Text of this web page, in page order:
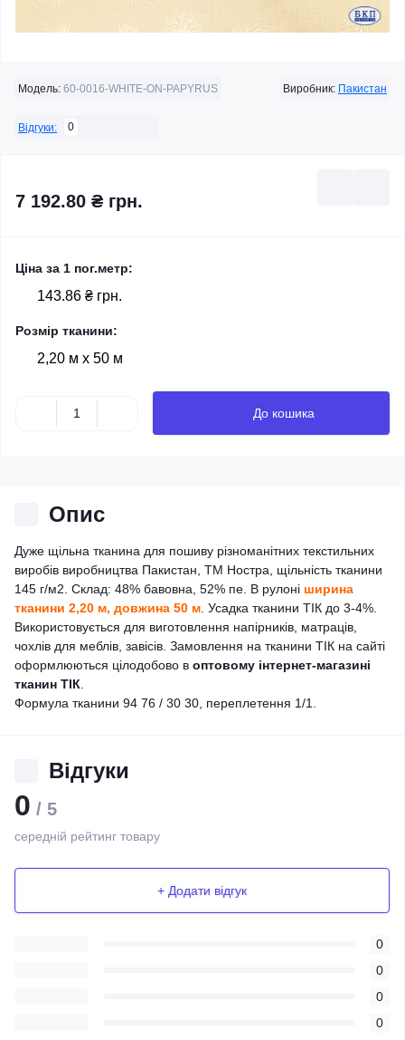
Модель: 60-0016-WHITE-ON-PAPYRUS Виробник: Пакистан
Відгуки: 0
7 192.80 ₴ грн.
Ціна за 1 пог.метр:
143.86 ₴ грн.
Розмір тканини:
2,20 м х 50 м
До кошика
Опис
Дуже щільна тканина для пошиву різноманітних текстильних
виробів виробництва Пакистан, ТМ Ностра, щільність тканини
145 г/м2. Склад: 48% бавовна, 52% пе. В рулоні ширина
тканини 2,20 м, довжина 50 м . Усадка тканини ТІК до 3-4%.
Використовується для виготовлення напірників, матраців,
чохлів для меблів, завісів. Замовлення на тканини ТІК на сайті
оформлюються цілодобово в оптовому інтернет-магазині
тканин ТІК
Формула тканини 94 76 / 30 30, переплетення 1/1.
Відгуки
0 / 5
середній рейтинг товару
+ Додати відгук
0
0
0
0